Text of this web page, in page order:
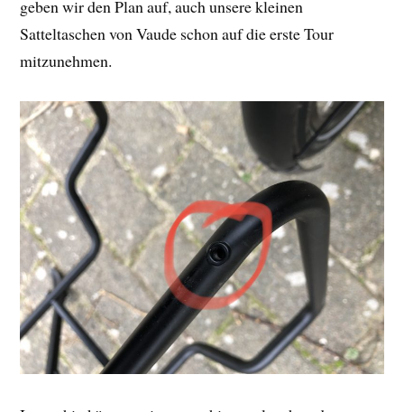
geben wir den Plan auf, auch unsere kleinen
Satteltaschen von Vaude schon auf die erste Tour
mitzunehmen.